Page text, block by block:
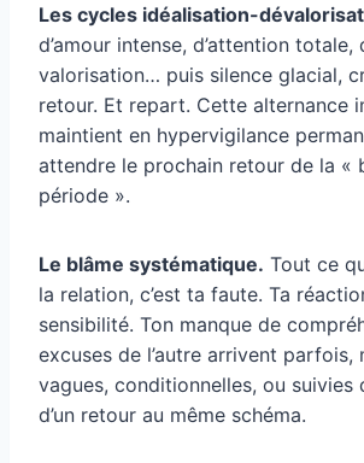
Les cycles idéalisation-
d’amour intense, d’attention totale,
valorisation… puis silence glacial,
retour. Et repart. Cette alternance
maintient en hypervigilance
attendre le prochain retour de la «
période ».
Le blâme systématique. Tout ce
la relation, c’est ta faute. Ta
sensibilité. Ton manque de
excuses de l’autre arrivent parfois,
vagues, conditionnelles, ou suivies
d’un retour au même schéma.